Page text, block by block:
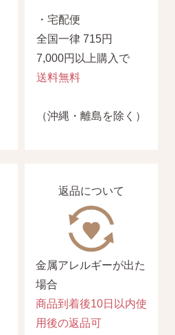
・宅配便
全国一律 715円
7,000円以上購入で
送料無料
（沖縄・離島を除く）
返品について
金属アレルギーが出た
場合
商品到着後10日以内使
用後の返品可